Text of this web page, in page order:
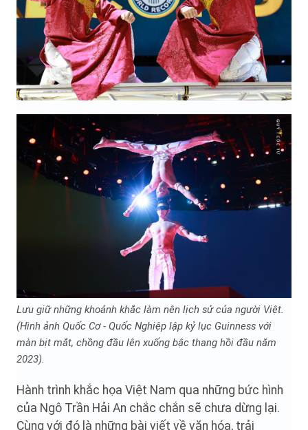
Lưu giữ những khoảnh khắc làm nên lịch sử của người Việt.
(Hình ảnh Quốc Cơ - Quốc Nghiệp lập kỷ lục Guinness với
màn bịt mắt, chồng đầu lên xuống bậc thang hồi đầu năm
2023).
Hành trình khắc họa Việt Nam qua những bức hình
của Ngô Trần Hải An chắc chắn sẽ chưa dừng lại.
Cùng với đó là những bài viết về văn hóa, trải